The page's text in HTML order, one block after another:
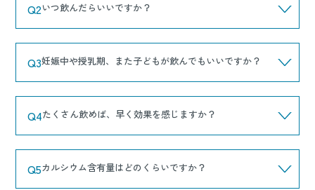
Q2いつ飲んだらいいですか？
Q3妊娠中や授乳期、また子どもが飲んでもいいですか？
Q4たくさん飲めば、早く効果を感じますか？
Q5カルシウム含有量はどのくらいですか？